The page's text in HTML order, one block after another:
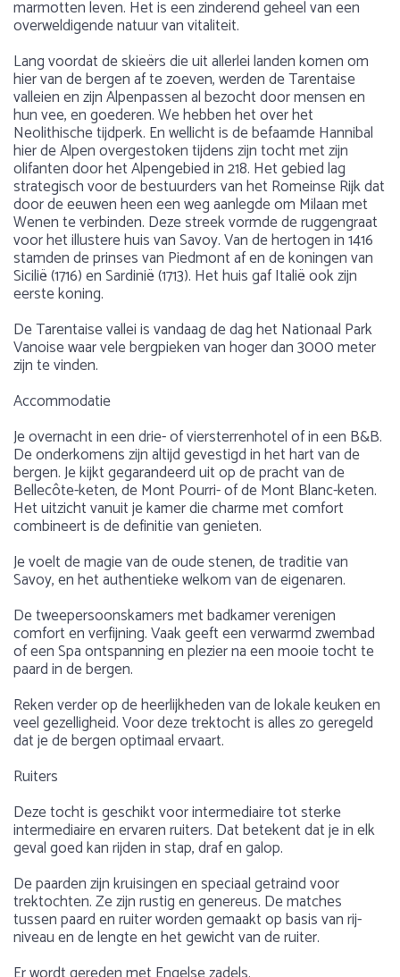
marmotten leven. Het is een zinderend geheel van een
overweldigende natuur van vitaliteit.
Lang voordat de skieërs die uit allerlei landen komen om
hier van de bergen af te zoeven, werden de Tarentaise
valleien en zijn Alpenpassen al bezocht door mensen en
hun vee, en goederen. We hebben het over het
Neolithische tijdperk. En wellicht is de befaamde Hannibal
hier de Alpen overgestoken tijdens zijn tocht met zijn
olifanten door het Alpengebied in 218. Het gebied lag
strategisch voor de bestuurders van het Romeinse Rijk dat
door de eeuwen heen een weg aanlegde om Milaan met
Wenen te verbinden. Deze streek vormde de ruggengraat
voor het illustere huis van Savoy. Van de hertogen in 1416
stamden de prinses van Piedmont af en de koningen van
Sicilië (1716) en Sardinië (1713). Het huis gaf Italië ook zijn
eerste koning.
De Tarentaise vallei is vandaag de dag het Nationaal Park
Vanoise waar vele bergpieken van hoger dan 3000 meter
zijn te vinden.
Accommodatie
Je overnacht in een drie- of viersterrenhotel of in een B&B.
De onderkomens zijn altijd gevestigd in het hart van de
bergen. Je kijkt gegarandeerd uit op de pracht van de
Bellecôte-keten, de Mont Pourri- of de Mont Blanc-keten.
Het uitzicht vanuit je kamer die charme met comfort
combineert is de definitie van genieten.
Je voelt de magie van de oude stenen, de traditie van
Savoy, en het authentieke welkom van de eigenaren.
De tweepersoonskamers met badkamer verenigen
comfort en verfijning. Vaak geeft een verwarmd zwembad
of een Spa ontspanning en plezier na een mooie tocht te
paard in de bergen.
Reken verder op de heerlijkheden van de lokale keuken en
veel gezelligheid. Voor deze trektocht is alles zo geregeld
dat je de bergen optimaal ervaart.
Ruiters
Deze tocht is geschikt voor intermediaire tot sterke
intermediaire en ervaren ruiters. Dat betekent dat je in elk
geval goed kan rijden in stap, draf en galop.
De paarden zijn kruisingen en speciaal getraind voor
trektochten. Ze zijn rustig en genereus. De matches
tussen paard en ruiter worden gemaakt op basis van rij-
niveau en de lengte en het gewicht van de ruiter.